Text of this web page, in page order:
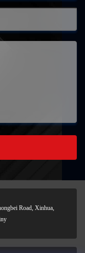
Road, Xinhua,